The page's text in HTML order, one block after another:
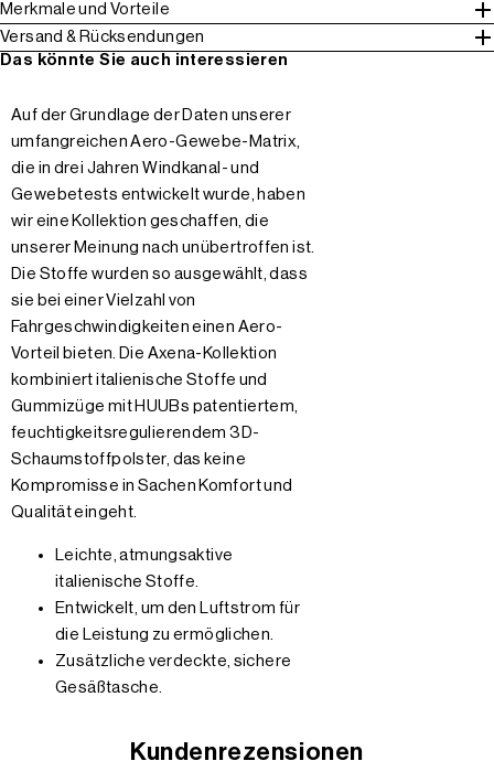
Merkmale und Vorteile
Versand & Rücksendungen
Das könnte Sie auch interessieren
Auf der Grundlage der Daten unserer
umfangreichen Aero-Gewebe-Matrix,
die in drei Jahren Windkanal- und
Gewebetests entwickelt wurde, haben
wir eine Kollektion geschaffen, die
unserer Meinung nach unübertroffen ist.
Die Stoffe wurden so ausgewählt, dass
sie bei einer Vielzahl von
Fahrgeschwindigkeiten einen Aero-
Vorteil bieten. Die Axena-Kollektion
kombiniert italienische Stoffe und
Gummizüge mit HUUBs patentiertem,
feuchtigkeitsregulierendem 3D-
Schaumstoffpolster, das keine
Kompromisse in Sachen Komfort und
Qualität eingeht.
Leichte, atmungsaktive
italienische Stoffe.
Entwickelt, um den Luftstrom für
die Leistung zu ermöglichen.
Zusätzliche verdeckte, sichere
Gesäßtasche.
Kundenrezensionen